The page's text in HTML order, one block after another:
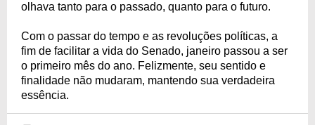
olhava tanto para o passado, quanto para o futuro.
Com o passar do tempo e as revoluções políticas, a
fim de facilitar a vida do Senado, janeiro passou a ser
o primeiro mês do ano. Felizmente, seu sentido e
finalidade não mudaram, mantendo sua verdadeira
essência.